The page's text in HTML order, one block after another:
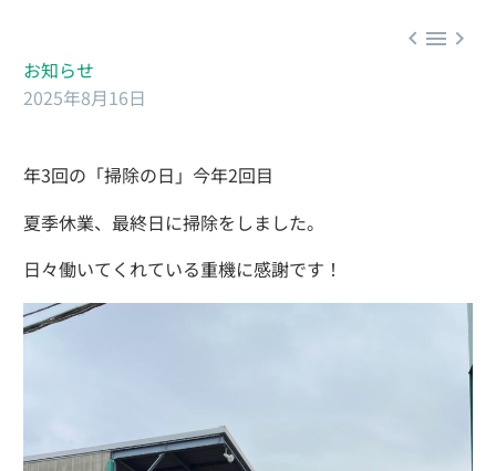
  
お知らせ
2025年8月16日
年3回の「掃除の日」今年2回目
夏季休業、最終日に掃除をしました。
日々働いてくれている重機に感謝です！